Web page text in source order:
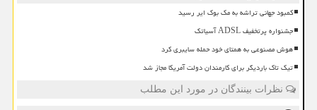
کمبود جهانی تراشه به مک بوک ایر رسید
جشنواره پرتخفیف ADSL آسیاتک
هوش مصنوعی به همتای خود حمله سایبری کرد
تیک تاک باردیگر برای کارمندان دولت آمریکا مجاز شد
نظرات بینندگان در مورد این مطلب